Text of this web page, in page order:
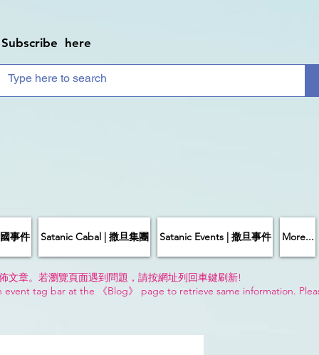
Subscribe here
事件 Satanic Cabal | 撒旦集團 Satanic Events | 撒旦事件 More...
文章。若瀏覽頁面遇到問題，請按網址列回車鍵刷新!
tag bar at the 《Blog》 page to retrieve same information.